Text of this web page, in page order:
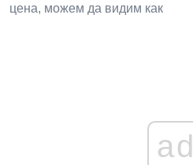
цена, можем да видим как
ad